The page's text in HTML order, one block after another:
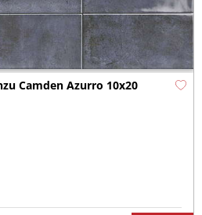
Camden Azurro 10x20